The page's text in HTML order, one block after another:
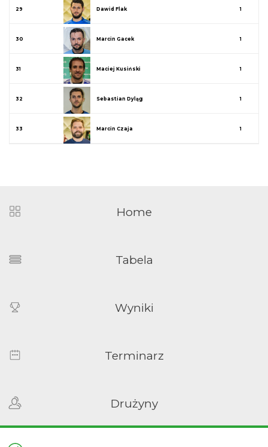
29 Dawid Flak 1
30 Marcin Gacek 1
31 Maciej Kusiński 1
32 Sebastian Dyląg 1
33 Marcin Czaja 1
Home
Tabela
Wyniki
Terminarz
Drużyny